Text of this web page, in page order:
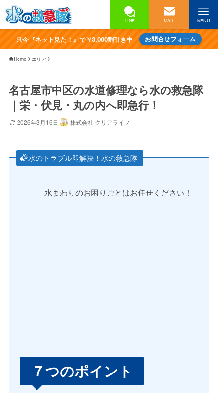
LINE MAIL MENU
只今『ネット見た！』で￥3,000割引き中 お問合せフォーム
Home エリア
名古屋市中区の水道修理なら水の救急隊
｜栄・伏見・丸の内へ即急行！
2026年3月16日 株式会社 クリアライフ
水のトラブル即解決！水の救急隊
水まわりのお困りごとはお任せください！
７つのポイント